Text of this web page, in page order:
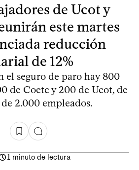
de Ucot y
este martes
reducción
de 12%
el seguro de paro hay 800
de Coetc y 200 de Ucot, de
2.000 empleados.
1 minuto de lectura